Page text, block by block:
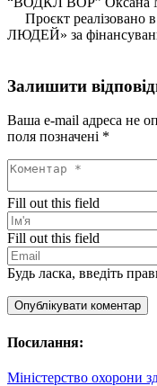
Проєкт
ЛЮДЕЙ» за
Залишити
Ваша e-mail адреса не
поля позначені *
Fill out this field
Fill out this field
Будь ласка, введіть
Опублікувати коментар
Посилання:
Міністерство охорони